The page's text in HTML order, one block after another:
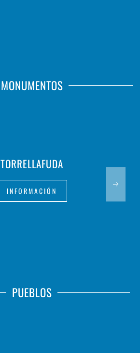
MONUMENTOS
TORRELLAFUDA
INFORMACIÓN
PUEBLOS